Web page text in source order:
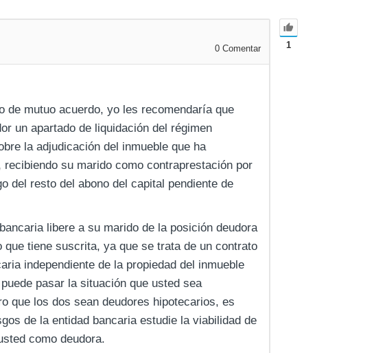
1
0 Comentar
de mutuo acuerdo, yo les recomendaría que
un apartado de liquidación del régimen
la adjudicación del inmueble que ha
su marido como contraprestación por
del resto del abono del capital pendiente de
libere a su marido de la posición deudora
tiene suscrita, ya que se trata de un contrato
independiente de la propiedad del inmueble
pasar la situación que usted sea
que los dos sean deudores hipotecarios, es
de la entidad bancaria estudie la viabilidad de
como deudora.